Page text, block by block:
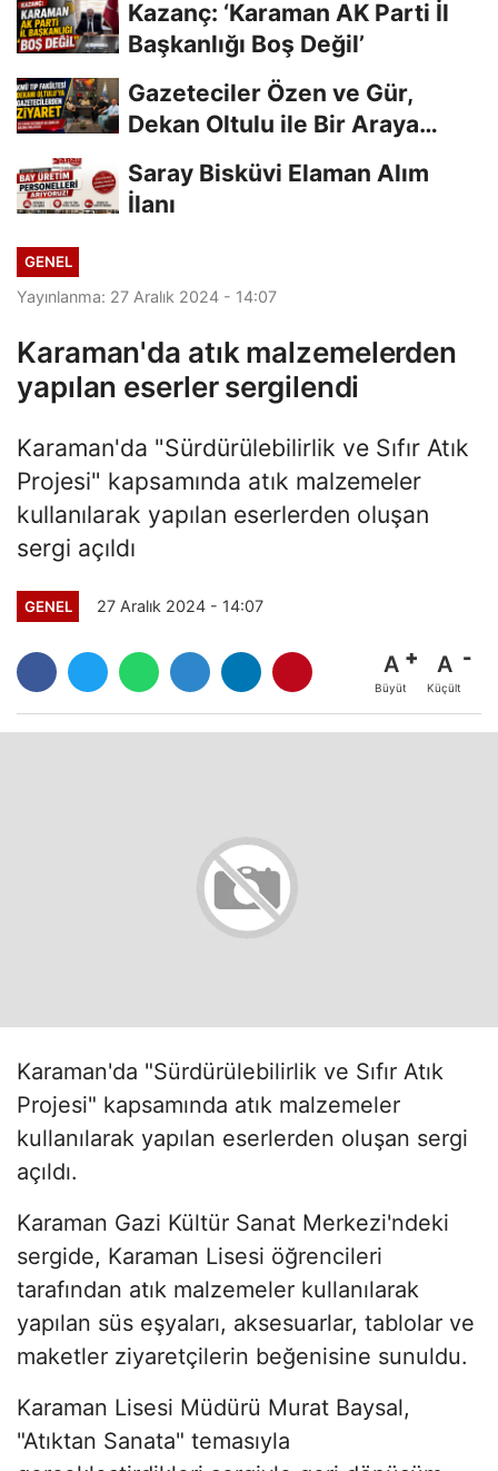
Kazanç: ‘Karaman AK Parti İl
Başkanlığı Boş Değil’
Gazeteciler Özen ve Gür,
Dekan Oltulu ile Bir Araya
Saray Bisküvi Elaman Alım
İlanı
GENEL
Yayınlanma: 27 Aralık 2024 - 14:07
Karaman'da atık malzemelerden
yapılan eserler sergilendi
Karaman'da "Sürdürülebilirlik ve Sıfır Atık
Projesi" kapsamında atık malzemeler
kullanılarak yapılan eserlerden oluşan
sergi açıldı
GENEL 27 Aralık 2024 - 14:07
A
Büyüt
A
Küçült
Karaman'da "Sürdürülebilirlik ve Sıfır Atık
Projesi" kapsamında atık malzemeler
kullanılarak yapılan eserlerden oluşan sergi
açıldı.
Karaman Gazi Kültür Sanat Merkezi'ndeki
sergide, Karaman Lisesi öğrencileri
tarafından atık malzemeler kullanılarak
yapılan süs eşyaları, aksesuarlar, tablolar ve
maketler ziyaretçilerin beğenisine sunuldu.
Karaman Lisesi Müdürü Murat Baysal,
"Atıktan Sanata" temasıyla